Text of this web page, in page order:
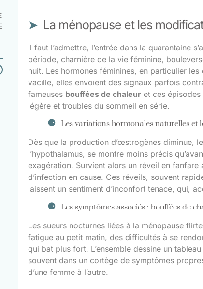
La ménopause et les
Il faut l’admettre, l’entrée dans la quarantaine
période, charnière de la vie féminine,
nuit. Les hormones féminines, en particulier
vacille, elles envoient des signaux parfois
fameuses bouffées de chaleuret ces épisodes
légère et troubles du sommeil en série.
Les variations hormonales naturelles
Dès que la production d’œstrogènes diminue,
l’hypothalamus, se montre moins précis
exagération. Survient alors un réveil en
d’infection en cause. Ces réveils, souvent
laissent un sentiment d’inconfort tenace, qui,
Les symptômes associés : bouffées de
Les sueurs nocturnes liées à la ménopause
fatigue au petit matin, des difficultés à se
qui bat plus fort. L’ensemble dessine un
souvent dans un cortège de symptômes
d’une femme à l’autre.